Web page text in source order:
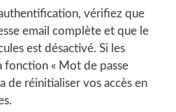
vérifiez que
email complète et que le
est désactivé. Si les
fonction « Mot de passe
de réinitialiser vos accès en